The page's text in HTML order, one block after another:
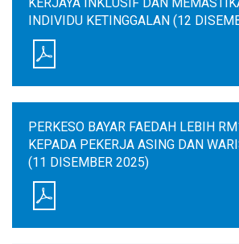
KERJAYA INKLUSIF DAN
INDIVIDU KETINGGALAN (12
PERKESO BAYAR FAEDAH LEBIH
KEPADA PEKERJA ASING DAN
(11 DISEMBER 2025)